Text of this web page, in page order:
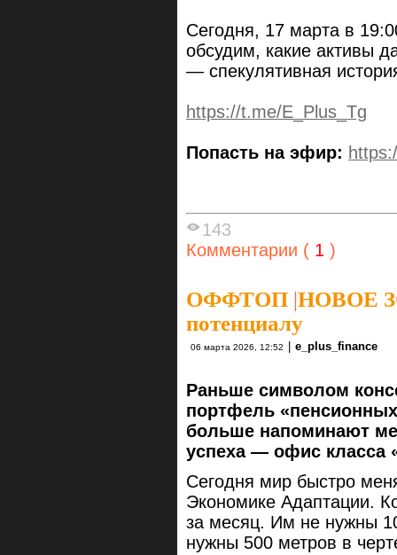
Сегодня, 17 марта в
обсудим, какие активы
— спекулятивная
https://t.me/E_Plus_Tg
Попасть на эфир:
143
Комментарии ( 1 )
ОФФТОП |НОВОЕ
потенциалу
06 марта 2026, 12:52 e_plus_finance
Раньше символом
портфель
больше напоминают
успеха — офис класса
Сегодня мир быстро
Экономике Адаптации.
за месяц. Им не нужны
нужны 500 метров в